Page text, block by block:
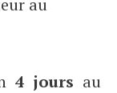
au
4 jours au